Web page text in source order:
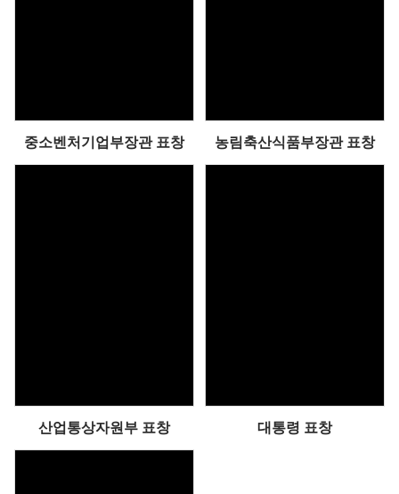
중소벤처기업부장관 표창 농림축산식품부장관 표창
산업통상자원부 표창 대통령 표창